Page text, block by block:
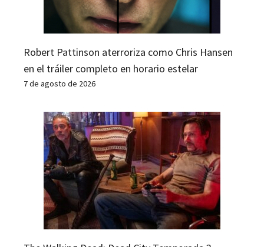
Robert Pattinson aterroriza como Chris Hansen
en el tráiler completo en horario estelar
7 de agosto de 2026